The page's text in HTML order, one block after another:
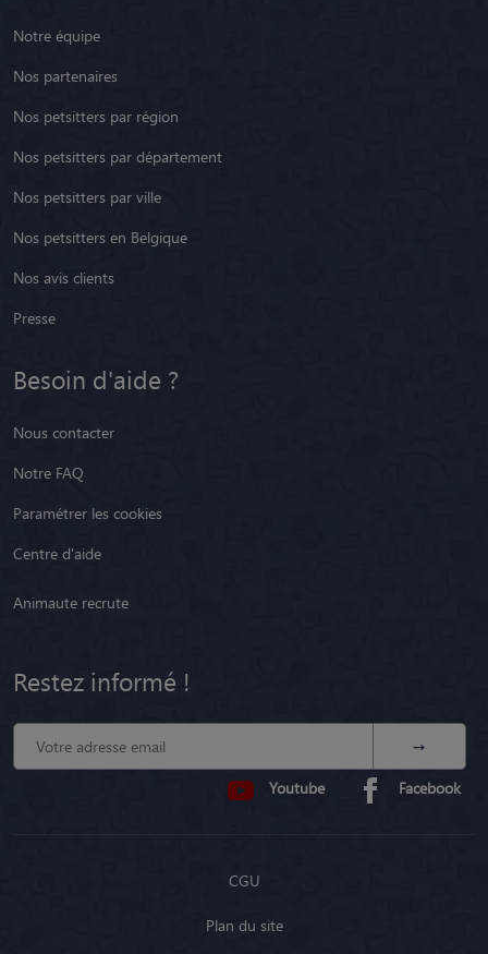
Notre équipe
Nos partenaires
Nos petsitters par région
Nos petsitters par département
Nos petsitters par ville
Nos petsitters en Belgique
Nos avis clients
Presse
Besoin d'aide ?
Nous contacter
Notre FAQ
Paramétrer les cookies
Centre d'aide
Animaute recrute
Restez informé !
Youtube Facebook
CGU
Plan du site